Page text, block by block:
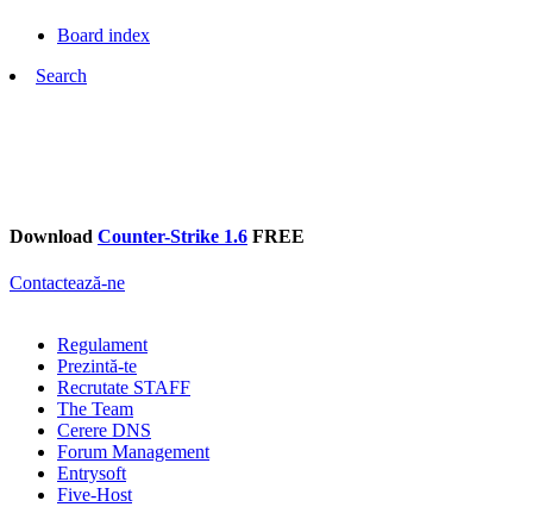
Board index
Search
Download Counter-Strike 1.6 FREE
Contactează-ne
Regulament
Prezintă-te
Recrutate STAFF
The Team
Cerere DNS
Forum Management
Entrysoft
Five-Host